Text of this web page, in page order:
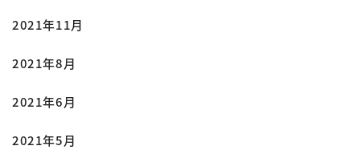
2021年11月
2021年8月
2021年6月
2021年5月